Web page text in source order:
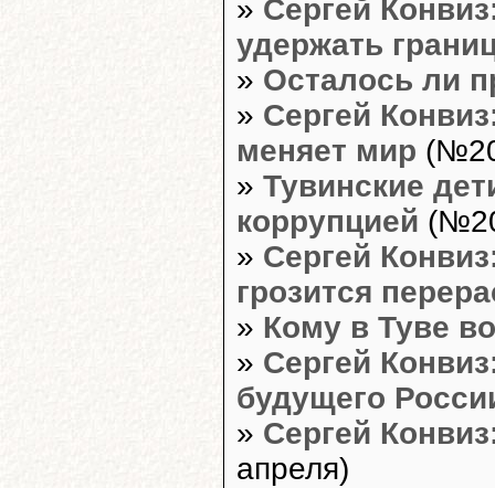
» Сергей
удержать
» Осталось ли
» Сергей
меняет мир
» Тувинские
коррупцией
» Сергей
грозится
» Кому в Туве
» Сергей
будущего
» Сергей
апреля)